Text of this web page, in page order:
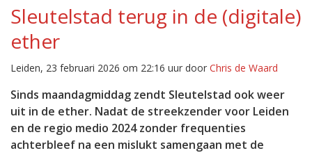
Sleutelstad terug in de (digitale)
ether
Leiden, 23 februari 2026 om 22:16 uur door Chris de Waard
Sinds maandagmiddag zendt Sleutelstad ook weer
uit in de ether. Nadat de streekzender voor Leiden
en de regio medio 2024 zonder frequenties
achterbleef na een mislukt samengaan met de